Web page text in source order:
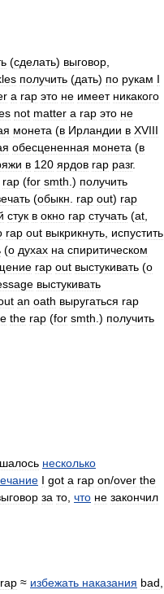
(сделать) выговор
получить (дать) по рукам I
a rap это не имеет никакого
not matter a rap это не
монета (в Ирландии в XVIII
обесцененная монета (в
в 120 ярдов rap разг.
rap (for smth .) получить
(обыкн rap out) rap
стук в окно rap стучать (at
rap out выкрикнуть испустить
(о духах на спиритическом
rap out выстукивать (о
выстукивать
an oath выругаться rap
the rap (for smth .) получить
несколько
I got a rap on/over the
за то что не закончил
rap ≈ избежать наказания bad